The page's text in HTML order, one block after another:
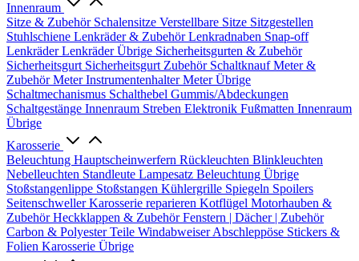
Innenraum
Sitze & Zubehör Schalensitze Verstellbare Sitze Sitzgestellen
Stuhlschiene Lenkräder & ZubehörLenkradnaben Snap-off
LenkräderLenkräder Übrige Sicherheitsgurten & Zubehör
Sicherheitsgurt Sicherheitsgurt Zubehör SchaltknaufMeter &
ZubehörMeterInstrumentenhalterMeter Übrige
Schaltmechanismus Schalthebel Gummis/Abdeckungen
Schaltgestänge Innenraum Streben Elektronik Fußmatten Innenraum
Übrige
Karosserie
Beleuchtung Hauptscheinwerfern Rückleuchten Blinkleuchten
Nebelleuchten Standleute Lampesatz Beleuchtung Übrige
Stoßstangenlippe Stoßstangen Kühlergrille Spiegeln Spoilers
SeitenschwellerKarosserie reparieren Kotflügel Motorhauben &
ZubehörHeckklappen & ZubehörFenstern | Dächer | Zubehör
Carbon & Polyester Teile WindabweiserAbschleppöse Stickers &
Folien Karosserie Übrige